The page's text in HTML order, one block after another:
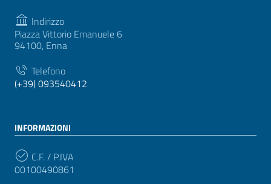
Indirizzo
Piazza Vittorio Emanuele 6
94100, Enna
Telefono
(+39) 093540412
INFORMAZIONI
C.F. / P.IVA
00100490861